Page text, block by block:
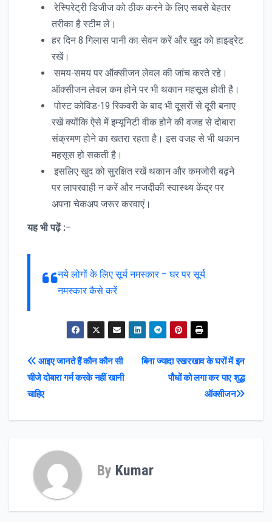
रेस्पिरेट्री डिजीज को ठीक करने के लिए सबसे बेहतर
तरीका है स्टीम ले।
हर दिन 8 गिलास पानी का सेवन करें और खुद को हाइड्रेट
रखें।
समय-समय पर ऑक्सीजन लेवल की जांच करते रहे।
ऑक्सीजन लेवल कम होने पर भी थकान महसूस होती है।
पोस्ट कोविड-19 रिकवरी के बाद भी दूसरों से दूरी बनाए
रखें क्योंकि ऐसे में इम्यूनिटी वीक होने की वजह से दोबारा
संक्रमण होने का खतरा रहता है। इस वजह से भी थकान
महसूस हो सकती है।
इसलिए खुद को सुरक्षित रखें थकान और कमजोरी बढ़ने
पर लापरवाही न करें और नजदीकी स्वास्थ्य केंद्र पर
अपना चेकअप जरूर करवाएं।
यह भी पढ़ें :–
नये लोगों के लिए सूर्य नमस्कार – घर पर सूर्य
नमस्कार कैसे करें
Post
navigation
बिना ज्यादा रखरखाव के घरों में इन
पौधों को लगा कर पाए शुद्ध
ऑक्सीजन
आइए जानते हैं कौन कौन सी
चीजे दोबारा गर्म करके नहीं खानी
चाहिए
By Kumar